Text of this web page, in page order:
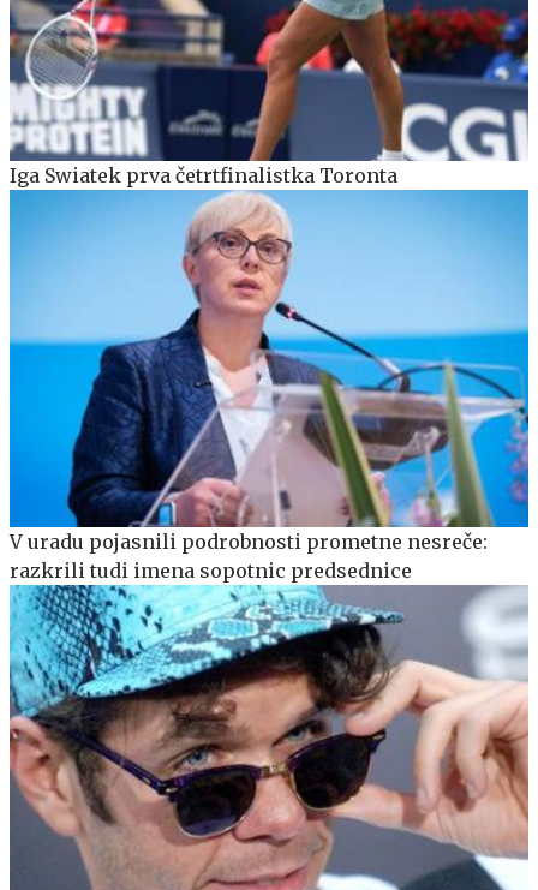
Iga Swiatek prva četrtfinalistka Toronta
V uradu pojasnili podrobnosti prometne nesreče:
razkrili tudi imena sopotnic predsednice